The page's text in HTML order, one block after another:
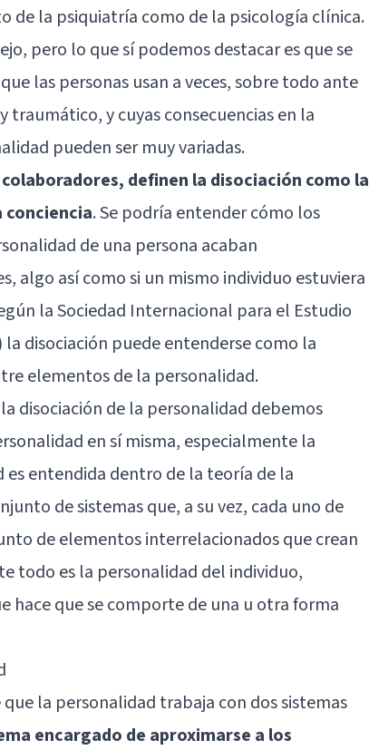
de la psiquiatría como de la psicología clínica.
pero lo que sí podemos destacar es que se
las personas usan a veces, sobre todo ante
y cuyas consecuencias en la
pueden ser muy variadas.
definen la disociación como la
conciencia. Se podría entender cómo los
de una persona acaban
algo así como si un mismo individuo estuviera
la Sociedad Internacional para el Estudio
la disociación puede entenderse como la
elementos de la personalidad.
disociación de la personalidad debemos
en sí misma, especialmente la
es entendida dentro de la teoría de la
de sistemas que, a su vez, cada uno de
de elementos interrelacionados que crean
todo es la personalidad del individuo,
hace que se comporte de una u otra forma
la personalidad trabaja con dos sistemas
encargado de aproximarse a los